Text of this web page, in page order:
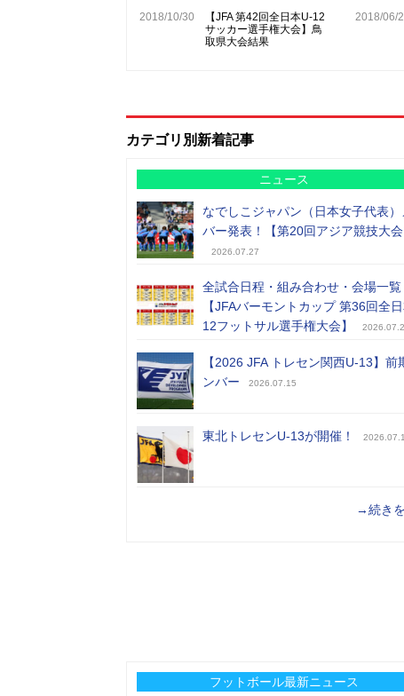
2018/10/30
【JFA 第42回全日本U-12
サッカー選手権大会】鳥
取県大会結果
2018/06/
カテゴリ別新着記事
ニュース
なでしこジャパン（日本女子代表）
バー発表！【第20回アジア競技大会
2026.07.27
全試合日程・組み合わせ・会場一覧
【JFAバーモントカップ 第36回全
12フットサル選手権大会】
【2026 JFA トレセン関西U-13】前
ンバー
2026.07.15
東北トレセンU-13が開催！
→続き
フットボール最新ニュース